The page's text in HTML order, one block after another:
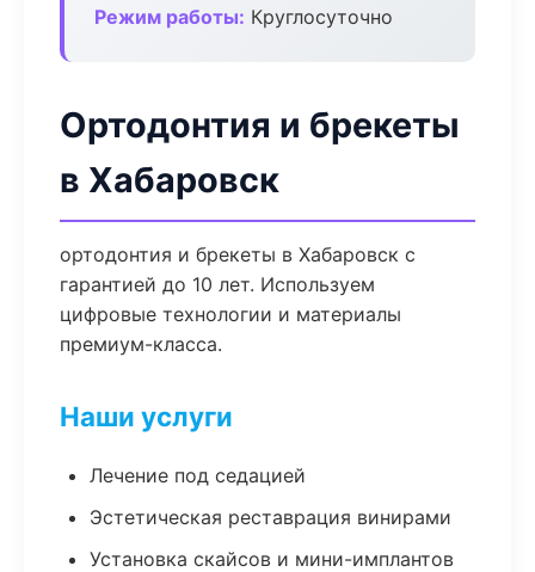
Режим работы: Круглосуточно
Ортодонтия и брекеты
в Хабаровск
ортодонтия и брекеты в Хабаровск с
гарантией до 10 лет. Используем
цифровые технологии и материалы
премиум-класса.
Наши услуги
Лечение под седацией
Эстетическая реставрация винирами
Установка скайсов и мини-имплантов